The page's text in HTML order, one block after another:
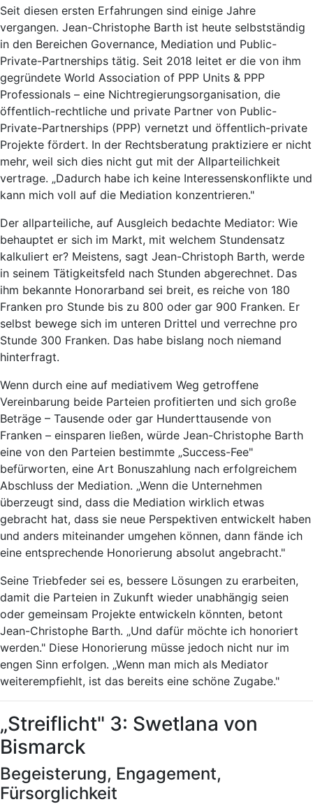
Seit diesen ersten Erfahrungen sind einige Jahre
vergangen. Jean-Christophe Barth ist heute selbstständig
in den Bereichen Governance, Mediation und Public-
Private-Partnerships tätig. Seit 2018 leitet er die von ihm
gegründete World Association of PPP Units & PPP
Professionals – eine Nichtregierungsorganisation, die
öffentlich-rechtliche und private Partner von Public-
Private-Partnerships (PPP) vernetzt und öffentlich-private
Projekte fördert. In der Rechtsberatung praktiziere er nicht
mehr, weil sich dies nicht gut mit der Allparteilichkeit
vertrage. „Dadurch habe ich keine Interessenskonflikte und
kann mich voll auf die Mediation konzentrieren."
Der allparteiliche, auf Ausgleich bedachte Mediator: Wie
behauptet er sich im Markt, mit welchem Stundensatz
kalkuliert er? Meistens, sagt Jean-Christoph Barth, werde
in seinem Tätigkeitsfeld nach Stunden abgerechnet. Das
ihm bekannte Honorarband sei breit, es reiche von 180
Franken pro Stunde bis zu 800 oder gar 900 Franken. Er
selbst bewege sich im unteren Drittel und verrechne pro
Stunde 300 Franken. Das habe bislang noch niemand
hinterfragt.
Wenn durch eine auf mediativem Weg getroffene
Vereinbarung beide Parteien profitierten und sich große
Beträge – Tausende oder gar Hunderttausende von
Franken – einsparen ließen, würde Jean-Christophe Barth
eine von den Parteien bestimmte „Success-Fee"
befürworten, eine Art Bonuszahlung nach erfolgreichem
Abschluss der Mediation. „Wenn die Unternehmen
überzeugt sind, dass die Mediation wirklich etwas
gebracht hat, dass sie neue Perspektiven entwickelt haben
und anders miteinander umgehen können, dann fände ich
eine entsprechende Honorierung absolut angebracht."
Seine Triebfeder sei es, bessere Lösungen zu erarbeiten,
damit die Parteien in Zukunft wieder unabhängig seien
oder gemeinsam Projekte entwickeln könnten, betont
Jean-Christophe Barth. „Und dafür möchte ich honoriert
werden." Diese Honorierung müsse jedoch nicht nur im
engen Sinn erfolgen. „Wenn man mich als Mediator
weiterempfiehlt, ist das bereits eine schöne Zugabe."
„Streiflicht" 3: Swetlana von
Bismarck
Begeisterung, Engagement,
Fürsorglichkeit